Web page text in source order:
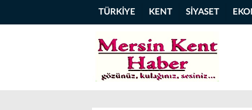
TÜRKİYE KENT SİYASET